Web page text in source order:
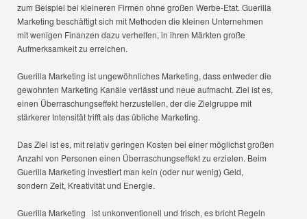
zum Beispiel bei kleineren Firmen ohne großen Werbe-Etat. Guerilla
Marketing beschäftigt sich mit Methoden die kleinen Unternehmen
mit wenigen Finanzen dazu verhelfen, in ihren Märkten große
Aufmerksamkeit zu erreichen.
Guerilla Marketing ist ungewöhnliches Marketing, dass entweder die
gewohnten Marketing Kanäle verlässt und neue aufmacht. Ziel ist es,
einen Überraschungseffekt herzustellen, der die Zielgruppe mit
stärkerer Intensität trifft als das übliche Marketing.
Das Ziel ist es, mit relativ geringen Kosten bei einer möglichst großen
Anzahl von Personen einen Überraschungseffekt zu erzielen. Beim
Guerilla Marketing investiert man kein (oder nur wenig) Geld,
sondern Zeit, Kreativität und Energie.
Guerilla Marketing ist unkonventionell und frisch, es bricht Regeln